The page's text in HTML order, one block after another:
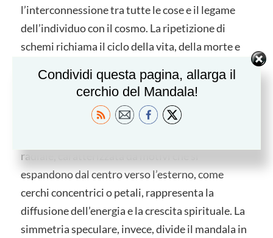
l’interconnessione tra tutte le cose e il legame
dell’individuo con il cosmo. La ripetizione di
schemi richiama il ciclo della vita, della morte e
continuo divenire della realtà.
Walker ne individua diverse decine, nei mandala
radiale, caratterizzata da motivi che si
espandono dal centro verso l’esterno, come
cerchi concentrici o petali, rappresenta la
diffusione dell’energia e la crescita spirituale. La
simmetria speculare, invece, divide il mandala in
Condividi questa pagina, allarga il
cerchio del Mandala!